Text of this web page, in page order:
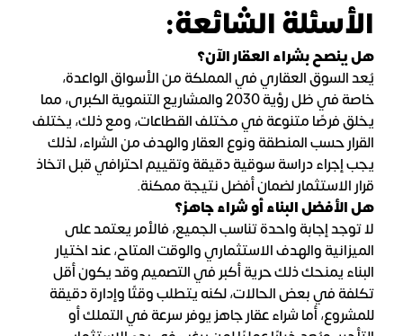
الأسئلة الشائعة:
هل ينصح بشراء العقار الآن؟
يُعد السوق العقاري في المملكة من الأسواق الواعدة،
خاصة في ظل رؤية 2030 والمشاريع التنموية الكبرى، مما
يخلق فرصًا متنوعة في مختلف القطاعات، ومع ذلك، يختلف
القرار حسب المنطقة ونوع العقار والهدف من الشراء، لذلك
يجب إجراء دراسة سوقية دقيقة وتقييم احترافي قبل اتخاذ
قرار الاستثمار لضمان أفضل نتيجة ممكنة.
هل الأفضل البناء أو شراء جاهز؟
لا توجد إجابة واحدة تناسب الجميع، فالأمر يعتمد على
الميزانية والهدف الاستثماري والوقت المتاح، عند اختيار
البناء يمنحك ذلك حرية أكبر في التصميم وقد يكون أقل
تكلفة في بعض الحالات، لكنه يتطلب وقتًا وإدارة دقيقة
للمشروع، أما شراء عقار جاهز يوفر سرعة في التملك أو